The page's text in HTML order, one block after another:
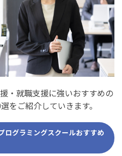
・就職支援に強いおすすめの
をご紹介していきます。
ログラミングスクールおすすめ